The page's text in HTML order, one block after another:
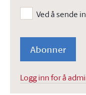
Abonner
Logg inn for å